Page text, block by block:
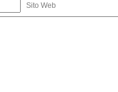
Sito Web